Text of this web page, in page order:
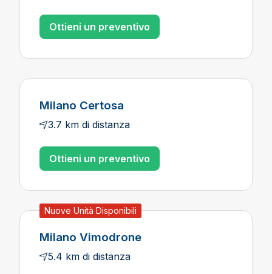
Ottieni un preventivo
Milano Certosa
3.7 km di distanza
Ottieni un preventivo
Nuove Unità Disponibili
Milano Vimodrone
5.4 km di distanza